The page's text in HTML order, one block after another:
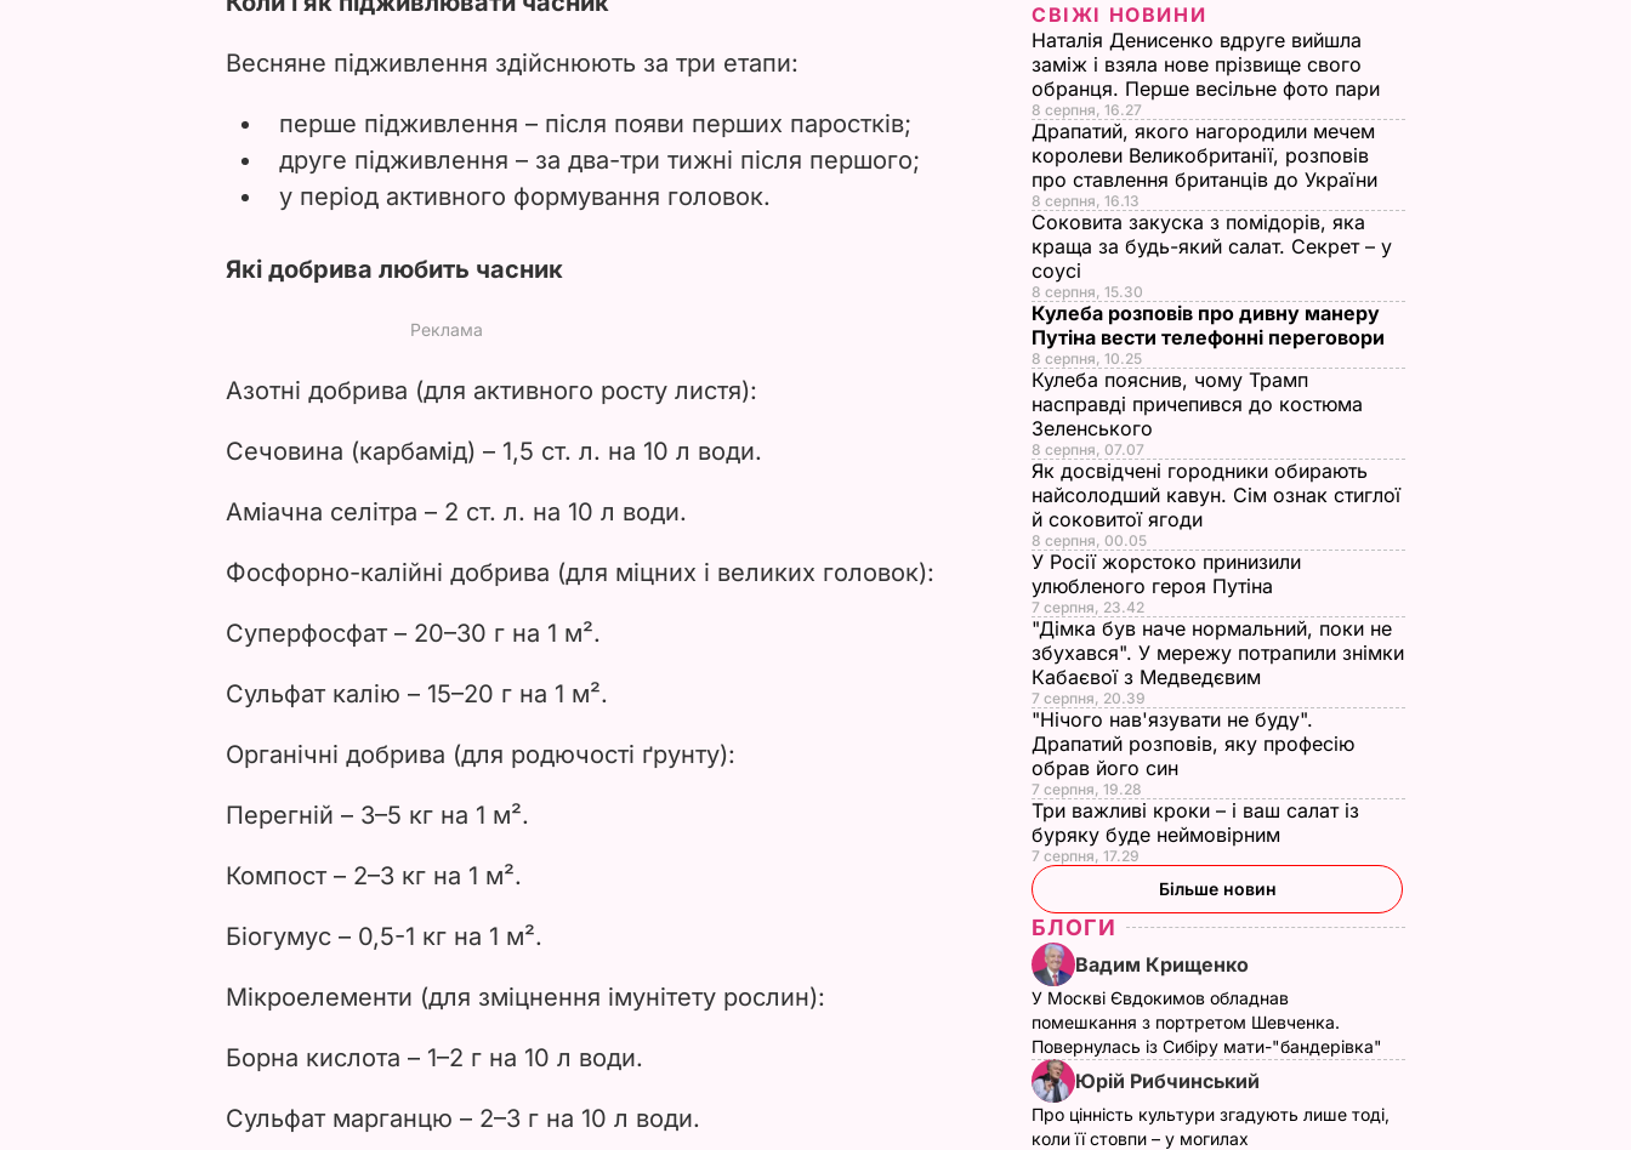
d
e
o
Весняне підживлення здійснюють за три етапи:
перше підживлення – після появи перших паростків;
друге підживлення – за два-три тижні після першого;
у період активного формування головок.
Які добрива любить часник
Азотні добрива (для активного росту листя):
Сечовина (карбамід) – 1,5 ст. л. на 10 л води.
Аміачна селітра – 2 ст. л. на 10 л води.
Фосфорно-калійні добрива (для міцних і великих головок):
Суперфосфат – 20–30 г на 1 м².
Сульфат калію – 15–20 г на 1 м².
Органічні добрива (для родючості ґрунту):
Перегній – 3–5 кг на 1 м².
Компост – 2–3 кг на 1 м².
Біогумус – 0,5-1 кг на 1 м².
Мікроелементи (для зміцнення імунітету рослин):
Борна кислота – 1–2 г на 10 л води.
Сульфат марганцю – 2–3 г на 10 л води.
СВІЖІ НОВИНИ
Наталія Денисенко вдруге вийшла
заміж і взяла нове прізвище свого
обранця. Перше весільне фото пари
8 серпня, 16.27
Драпатий, якого нагородили мечем
королеви Великобританії, розповів
про ставлення британців до України
8 серпня, 16.13
Соковита закуска з помідорів, яка
краща за будь-який салат. Секрет – у
соусі
8 серпня, 15.30
Кулеба розповів про дивну манеру
Путіна вести телефонні переговори
8 серпня, 10.25
Кулеба пояснив, чому Трамп
насправді причепився до костюма
Зеленського
8 серпня, 07.07
Як досвідчені городники обирають
найсолодший кавун. Сім ознак стиглої
й соковитої ягоди
8 серпня, 00.05
У Росії жорстоко принизили
улюбленого героя Путіна
7 серпня, 23.42
"Дімка був наче нормальний, поки не
збухався". У мережу потрапили знімки
Кабаєвої з Медведєвим
7 серпня, 20.39
"Нічого нав'язувати не буду".
Драпатий розповів, яку професію
обрав його син
7 серпня, 19.28
Три важливі кроки – і ваш салат із
буряку буде неймовірним
7 серпня, 17.29
Більше новин
БЛОГИ
Вадим Крищенко
У Москві Євдокимов обладнав
помешкання з портретом Шевченка.
Повернулась із Сибіру мати-"бандерівка"
Юрій Рибчинський
Про цінність культури згадують лише тоді,
коли її стовпи – у могилах